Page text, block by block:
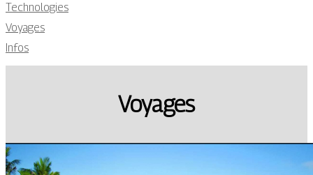
Technologies
Voyages
Infos
Voyages